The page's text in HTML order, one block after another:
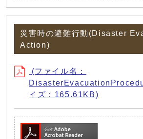
災害時の避難行動(Disaster
Action)
(ファイル名：
イズ：165.61KB)